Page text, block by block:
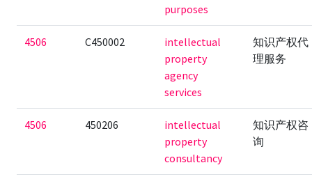
purposes
4506 C450002
intellectual
property
agency
services
知识产权代
理服务
4506 450206
intellectual
property
consultancy
知识产权咨
询